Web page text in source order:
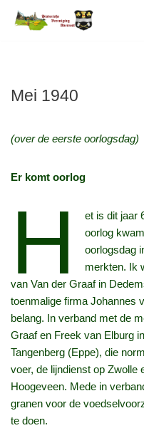
inhoud
Mei 1940
(over de eerste oorlogsdag)
Er komt oorlog
H
et is dit jaar
oorlog
oorlogsdag
merkten. Ik
van Van der Graaf in
toenmalige firma Johannes
belang. In verband met de
Graaf en Freek van Elburg
Tangenberg (Eppe), die
voer, de lijndienst op Zwolle
Hoogeveen. Mede in
granen voor de
te doen.